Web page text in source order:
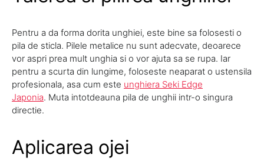
Pentru a da forma dorita unghiei, este bine sa folosesti o
pila de sticla. Pilele metalice nu sunt adecvate, deoarece
vor aspri prea mult unghia si o vor ajuta sa se rupa. Iar
pentru a scurta din lungime, foloseste neaparat o ustensila
profesionala, asa cum este unghiera Seki Edge
Japonia. Muta intotdeauna pila de unghii intr-o singura
directie.
Aplicarea ojei